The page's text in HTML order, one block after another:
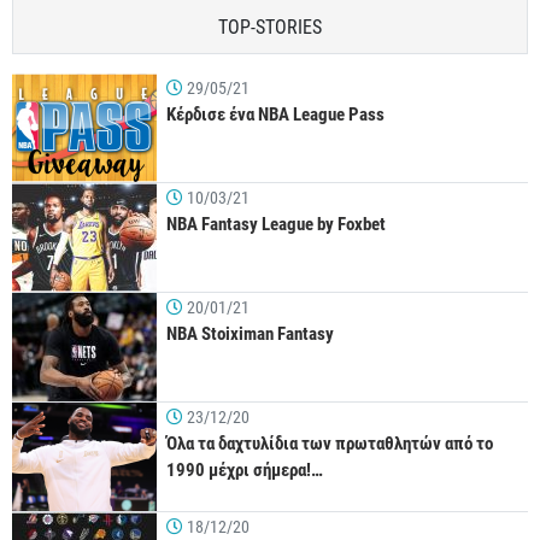
TOP-STORIES
29/05/21
Κέρδισε ένα NBA League Pass
10/03/21
NBA Fantasy League by Foxbet
20/01/21
NBA Stoiximan Fantasy
23/12/20
Όλα τα δαχτυλίδια των πρωταθλητών από το
1990 μέχρι σήμερα!…
18/12/20